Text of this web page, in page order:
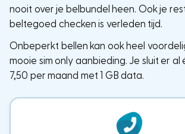
nooit over je belbundel heen. Ook je
beltegoed checken is verleden tijd.
Onbeperkt bellen kan ook heel
mooie sim only aanbieding. Je sluit er
7,50 per maand met 1 GB data.